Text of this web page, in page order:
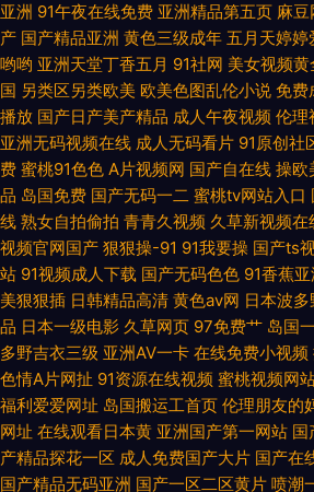
国产不卡视频 人人妻人人插 91超碰人人在线 传
婷婷综合五月天 97超碰女人 海角av影院 青青草
AV影院
亚洲 91午夜在线免费 亚洲精品第五页 麻
产 国产精品亚洲 黄色三级成年 五月天婷婷
哟哟 亚洲天堂丁香五月 91社网 美女视频
国 另类区另类欧美 欧美色图乱伦小说 免费
播放 国产日产美产精品 成人午夜视频 伦理
亚洲无码视频在线 成人无码看片 91原创社
费 蜜桃91色色 A片视频网 国产自在线 操欧
品 岛国免费 国产无码一二 蜜桃tv网站入口
线 熟女自拍偷拍 青青久视频 久草新视频在
视频官网国产 狠狠操-91 91我要操 国产ts
站 91视频成人下载 国产无码色色 91香蕉
美狠狠插 日韩精品高清 黄色av网 日本波
品 日本一级电影 久草网页 97免费艹 岛国
多野吉衣三级 亚洲AV一卡 在线免费小视频
色情A片网扯 91资源在线视频 蜜桃视频网
福利爱爱网址 岛国搬运工首页 伦理朋友的
网址 在线观看日本黄 亚洲国产第一网站 国
产精品探花一区 成人免费国产大片 国产在
国产精品无码亚洲 国产一区二区黄片 喷潮